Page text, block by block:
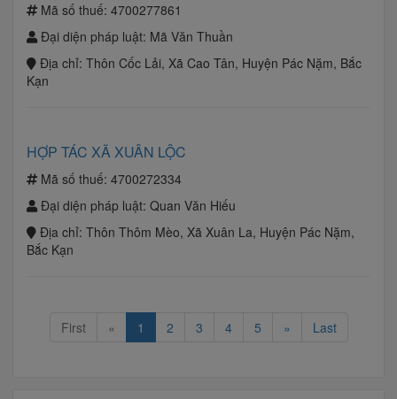
Mã số thuế: 4700277861
Đại diện pháp luật: Mã Văn Thuần
Địa chỉ: Thôn Cốc Lải, Xã Cao Tân, Huyện Pác Nặm, Bắc
Kạn
HỢP TÁC XÃ XUÂN LỘC
Mã số thuế: 4700272334
Đại diện pháp luật: Quan Văn Hiếu
Địa chỉ: Thôn Thôm Mèo, Xã Xuân La, Huyện Pác Nặm,
Bắc Kạn
First « 1 2 3 4 5 » Last